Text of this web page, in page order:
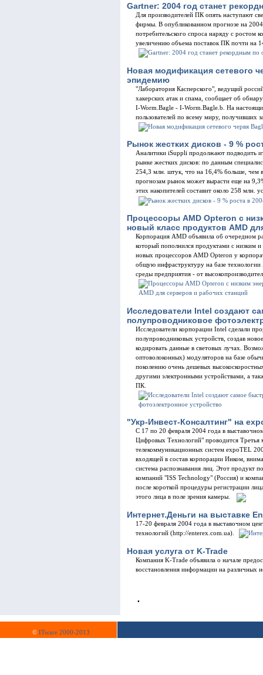
Gartner: 2004 год станет
Для производителей ПК опять наступают
фирмы. В опубликованном прогнозе на
потребительского спроса наряду с ростом
увеличению объема поставок ПК почти на
Новая модификация сетевого
эпидемию
"Лаборатория Касперского", ведущий
хакерских атак и спама, сообщает об
I-Worm.Bagle - I-Worm.Bagle.b. На
пользователей по всему миру,
Рынок жестких дисков - 9 %
Аналитики iSuppli продолжают подводить
рынке жестких дисков: по данным
254,3 млн. штук, что на 16,4% больше, чем
прогнозам рынок может вырасти еще на
этих накопителей составит около 258 млн.
Процессоры AMD Opteron с
новый класс продуктов AMD
Корпорация AMD объявила об очередном
который пополнился продуктами с низким
новых процессоров AMD Opteron у
общую инфраструктуру на базе
среды предприятия - от
Исследователи Intel создают
полупроводниковое
Исследователи корпорации Intel сделали
полупроводниковых устройств, создав
кодировать данные в световых лучах.
оптоволоконных) модуляторов на базе
поколению очень дешевых
другими электронными устройствами, а
ПК.
"Укр-Инвест-Консалтинг" на
С 17 по 20 февраля 2004 года в
Цифровых Технологий" проводится Третья
телекоммуникационных систем expoTEL
входящей в состав корпорации Инком,
система распознавания лиц. Этот продукт
компаний "ISS Technology" (Россия) и
после короткой процедуры регистрации
этого лица в поле зрения камеры.
Интернет.Деньги на выставке
17-20 февраля 2004 года в выставочном
технологий (http://enterex.com.ua).
Новая услуга от K-Trade
Компания K-Trade объявила о начале
восстановления информации на различных
•
© ITware 2000-2013